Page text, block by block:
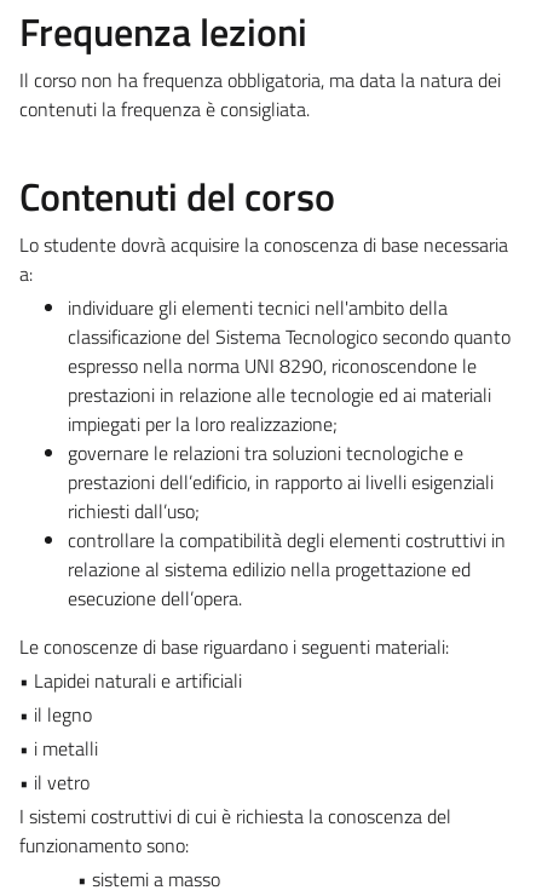
Frequenza lezioni
Il corso non ha frequenza obbligatoria, ma data la natura dei
contenuti la frequenza è consigliata.
Contenuti del corso
Lo studente dovrà acquisire la conoscenza di base necessaria
a:
individuare gli elementi tecnici nell'ambito della
classificazione del Sistema Tecnologico secondo quanto
espresso nella norma UNI 8290, riconoscendone le
prestazioni in relazione alle tecnologie ed ai materiali
impiegati per la loro realizzazione;
governare le relazioni tra soluzioni tecnologiche e
prestazioni dell’edificio, in rapporto ai livelli esigenziali
richiesti dall’uso;
controllare la compatibilità degli elementi costruttivi in
relazione al sistema edilizio nella progettazione ed
esecuzione dell’opera.
Le conoscenze di base riguardano i seguenti materiali:
• Lapidei naturali e artificiali
• il legno
• i metalli
• il vetro
I sistemi costruttivi di cui è richiesta la conoscenza del
funzionamento sono:
• sistemi a masso